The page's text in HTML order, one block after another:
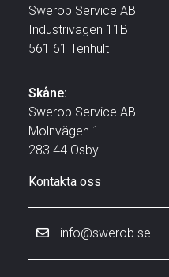
Swerob Service AB
Industrivägen 11B
561 61 Tenhult
Skåne:
Swerob Service AB
Molnvägen 1
283 44 Osby
Kontakta oss
info@swerob.se